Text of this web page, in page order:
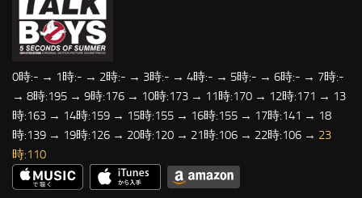
0時:- → 1時:- → 2時:- → 3時:- → 4時:- → 5時:- → 6時:- → 7時:-
→ 8時:195 → 9時:176 → 10時:173 → 11時:170 → 12時:171 → 13
時:163 → 14時:159 → 15時:155 → 16時:155 → 17時:141 → 18
時:139 → 19時:126 → 20時:120 → 21時:106 → 22時:106 → 23
時:110